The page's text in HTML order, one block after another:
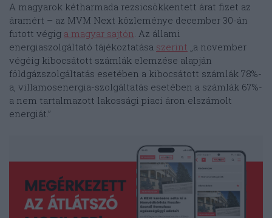
A magyarok kétharmada rezsicsökkentett árat fizet az
áramért – az MVM Next közleménye december 30-án
futott végig a magyar sajtón. Az állami
energiaszolgáltató tájékoztatása szerint „a november
végéig kibocsátott számlák elemzése alapján
földgázszolgáltatás esetében a kibocsátott számlák 78%-
a, villamosenergia-szolgáltatás esetében a számlák 67%-
a nem tartalmazott lakossági piaci áron elszámolt
energiát.”